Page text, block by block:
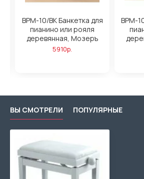
BPM-10/BK Банкетка для
пианино или рояля
деревянная, Мозеръ
5910р.
BPM-
ВЫ СМОТРЕЛИ ПОПУЛЯРНЫЕ